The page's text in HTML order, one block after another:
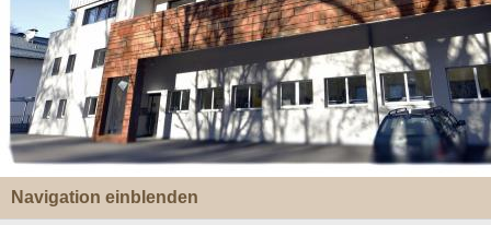
Navigation einblenden